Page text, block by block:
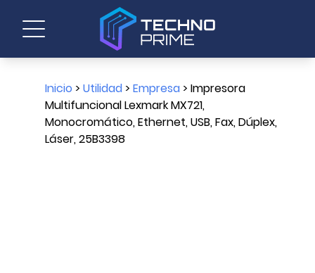
Inicio > Utilidad> Empresa> Impresora
Multifuncional Lexmark MX721,
Monocromático, Ethernet, USB, Fax, Dúplex,
Láser, 25B3398